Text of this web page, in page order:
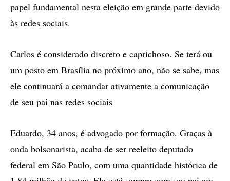
papel fundamental nesta eleição em grande parte devido
às redes sociais.
Carlos é considerado discreto e caprichoso. Se terá ou
um posto em Brasília no próximo ano, não se sabe, mas
ele continuará a comandar ativamente a comunicação
de seu pai nas redes sociais
Eduardo, 34 anos, é advogado por formação. Graças à
onda bolsonarista, acaba de ser reeleito deputado
federal em São Paulo, com uma quantidade histórica de